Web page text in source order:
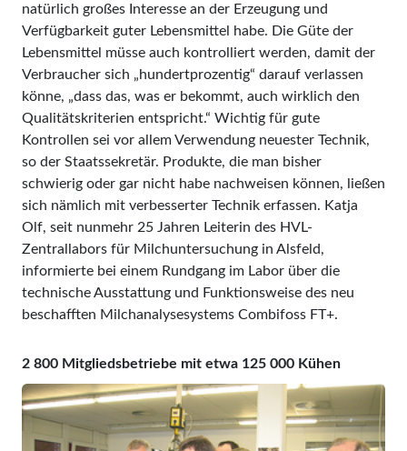
natürlich großes Interesse an der Erzeugung und
Verfügbarkeit guter Lebensmittel habe. Die Güte der
Lebensmittel müsse auch kontrolliert werden, damit der
Verbraucher sich „hundertprozentig“ darauf verlassen
könne, „dass das, was er bekommt, auch wirklich den
Qualitätskriterien entspricht.“ Wichtig für gute
Kontrollen sei vor allem Verwendung neuester Technik,
so der Staatssekretär. Produkte, die man bisher
schwierig oder gar nicht habe nach­weisen können, ließen
sich nämlich mit verbesserter Technik erfassen. Katja
Olf, seit nunmehr 25 Jahren Leiterin des HVL-
Zentrallabors für Milchuntersuchung in Alsfeld,
informierte bei einem Rund­gang im Labor über die
technische Ausstattung und Funktionsweise des neu
beschafften Milchanalysesystems Combifoss FT+.
2 800 Mitgliedsbetriebe mit etwa 125 000 Kühen